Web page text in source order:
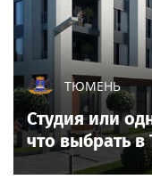
ТЮМЕНЬ
Студия или
что выбрать